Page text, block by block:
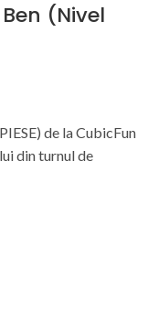
(Nivel
de la CubicFun
din turnul de